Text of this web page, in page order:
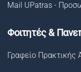
Mail UPatras -
Φοιτητές &
Γραφείο Πρακτικής